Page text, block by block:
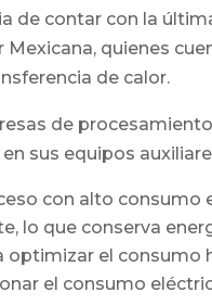
de contar con la
quienes
de calor.
de
sus equipos
con alto
lo que conserva
optimizar el consumo
el consumo